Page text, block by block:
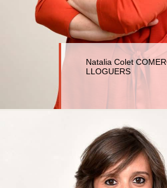
Natalia Colet
LLOGUERS